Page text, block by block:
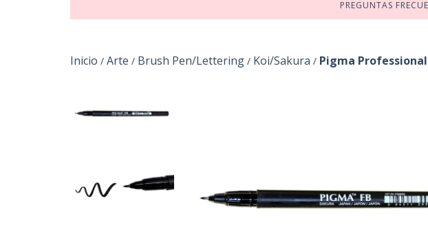
PREGUNTAS
Inicio / Arte / Brush Pen/Lettering / Koi/Sakura / Pigma